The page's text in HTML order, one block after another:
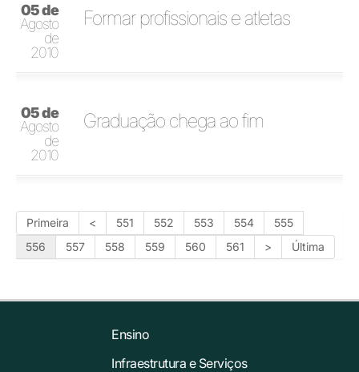
05 de
Agosto
de
2010
Formar profissionais e atletas
05 de
Agosto
de
2010
Graduação chega ao fim
Primeira < 551 552 553 554
555
556
557 558 559 560 561 > Última
Ensino
Infraestrutura e Serviços